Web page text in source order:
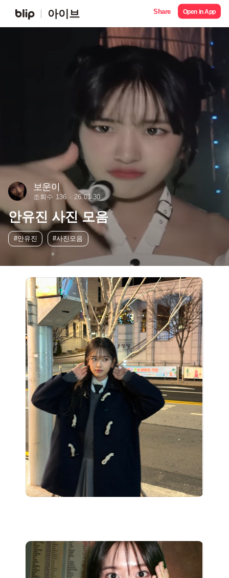
아이브 Share Open in App
보운이
조회수 136 26.01.30
안유진 사진 모음
#안유진 #사진모음